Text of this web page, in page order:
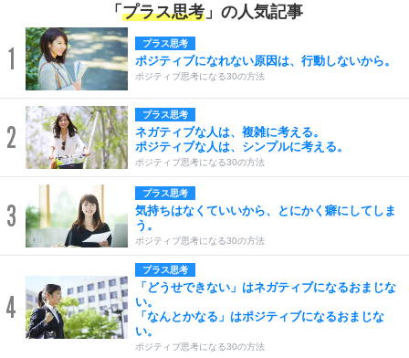
「 プラス思考 」の人気記事
1 プラス思考
ポジティブになれない原因は、行動しないから。
ポジティブ思考になる30の方法
2
プラス思考
ネガティブな人は、複雑に考える。
ポジティブな人は、シンプルに考える。
ポジティブ思考になる30の方法
3
プラス思考
気持ちはなくていいから、とにかく癖にしてしま
う。
ポジティブ思考になる30の方法
4
プラス思考
「どうせできない」はネガティブになるおまじな
い。
「なんとかなる」はポジティブになるおまじな
い。
ポジティブ思考になる30の方法